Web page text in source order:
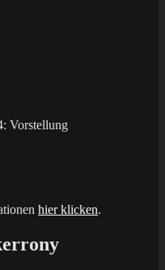
Vorstellung
hier klicken.